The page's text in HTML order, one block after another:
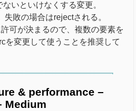
いといけなくする変更。
敗の場合はrejectされる。
可が決まるので、複数の要素を
を変更して使うことを推奨して
& performance –
Medium